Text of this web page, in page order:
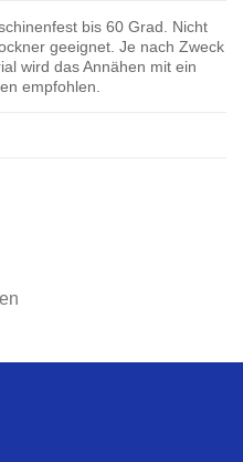
bis 60 Grad. Nicht
geeignet. Je nach Zweck
wird das Annähen mit ein
empfohlen.